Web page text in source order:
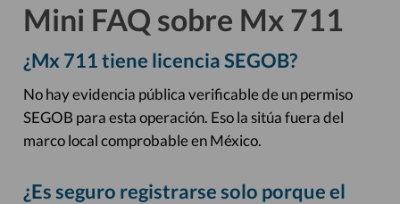
Mini FAQ sobre Mx 711
¿Mx 711 tiene licencia SEGOB?
No hay evidencia pública verificable de un permiso
SEGOB para esta operación. Eso la sitúa fuera del
marco local comprobable en México.
¿Es seguro registrarse solo porque el